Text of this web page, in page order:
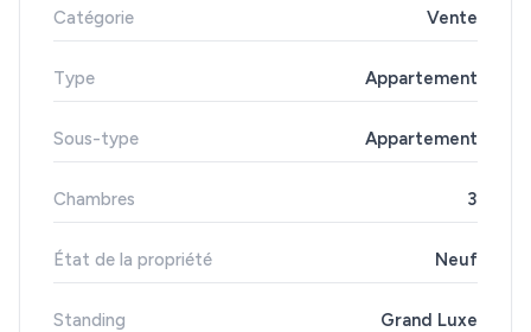
Catégorie Vente
Type Appartement
Sous-type Appartement
Chambres 3
État de la propriété Neuf
Standing Grand Luxe